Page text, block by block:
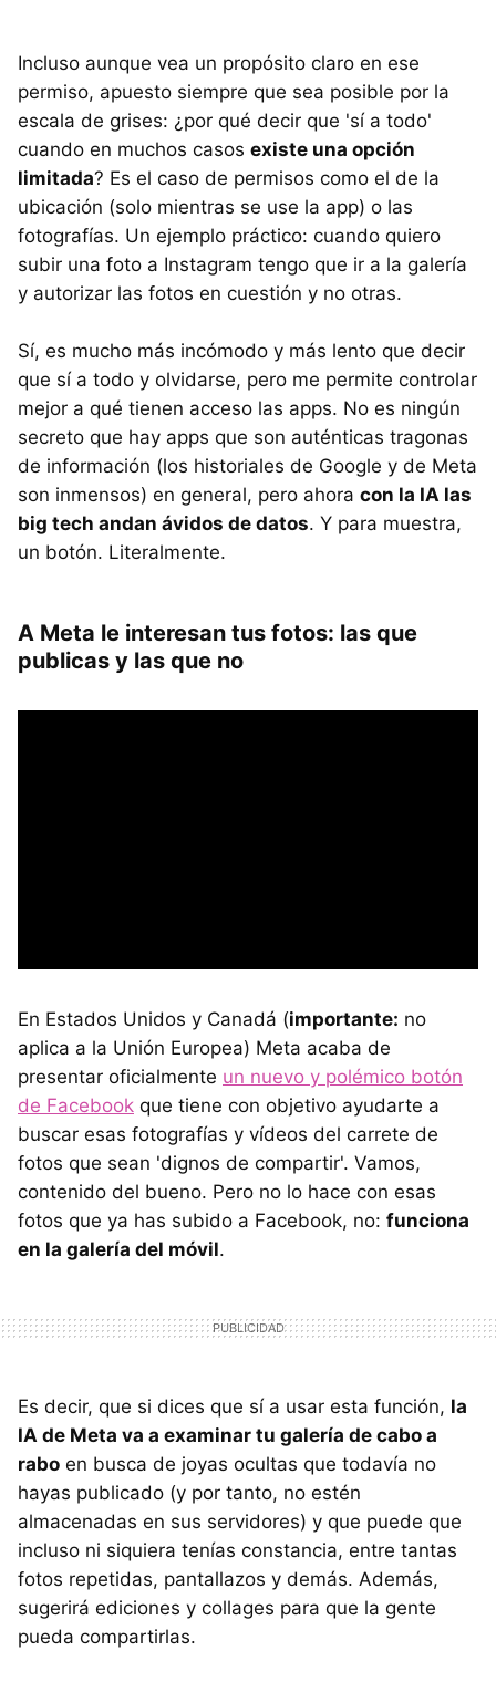
Incluso aunque vea un propósito claro en ese
permiso, apuesto siempre que sea posible por la
escala de grises: ¿por qué decir que 'sí a todo'
cuando en muchos casos existe una opción
limitada? Es el caso de permisos como el de la
ubicación (solo mientras se use la app) o las
fotografías. Un ejemplo práctico: cuando quiero
subir una foto a Instagram tengo que ir a la galería
y autorizar las fotos en cuestión y no otras.
Sí, es mucho más incómodo y más lento que decir
que sí a todo y olvidarse, pero me permite controlar
mejor a qué tienen acceso las apps. No es ningún
secreto que hay apps que son auténticas tragonas
de información (los historiales de Google y de Meta
son inmensos) en general, pero ahora con la IA las
big tech andan ávidos de datos. Y para muestra,
un botón. Literalmente.
A Meta le interesan tus fotos: las que
publicas y las que no
En Estados Unidos y Canadá (importante: no
aplica a la Unión Europea) Meta acaba de
presentar oficialmente un nuevo y polémico botón
de Facebook que tiene con objetivo ayudarte a
buscar esas fotografías y vídeos del carrete de
fotos que sean 'dignos de compartir'. Vamos,
contenido del bueno. Pero no lo hace con esas
fotos que ya has subido a Facebook, no: funciona
en la galería del móvil.
Es decir, que si dices que sí a usar esta función, la
IA de Meta va a examinar tu galería de cabo a
rabo en busca de joyas ocultas que todavía no
hayas publicado (y por tanto, no estén
almacenadas en sus servidores) y que puede que
incluso ni siquiera tenías constancia, entre tantas
fotos repetidas, pantallazos y demás. Además,
sugerirá ediciones y collages para que la gente
pueda compartirlas.